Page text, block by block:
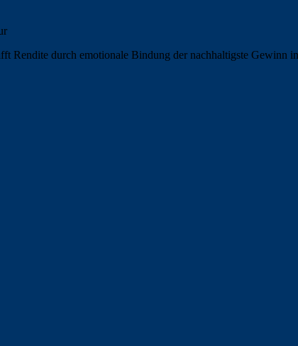
Rendite durch emotionale Bindung der nachhaltigste Gewinn